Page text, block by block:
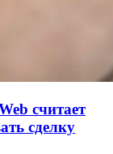
считает
сделку